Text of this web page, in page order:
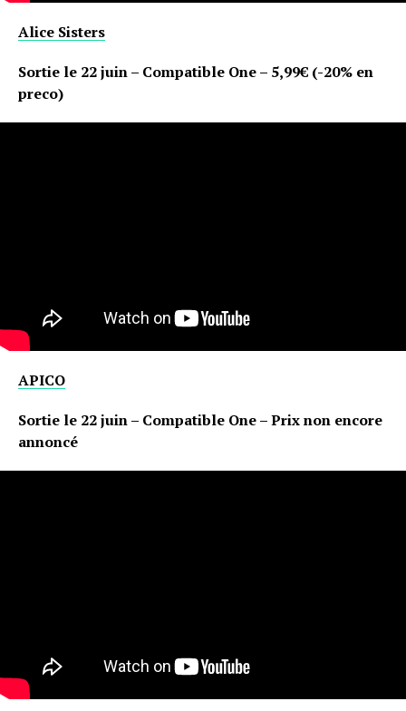
Alice Sisters
Sortie le 22 juin – Compatible One – 5,99€ (-20% en
preco)
APICO
Sortie le 22 juin – Compatible One – Prix non encore
annoncé
Whatsapp
Email